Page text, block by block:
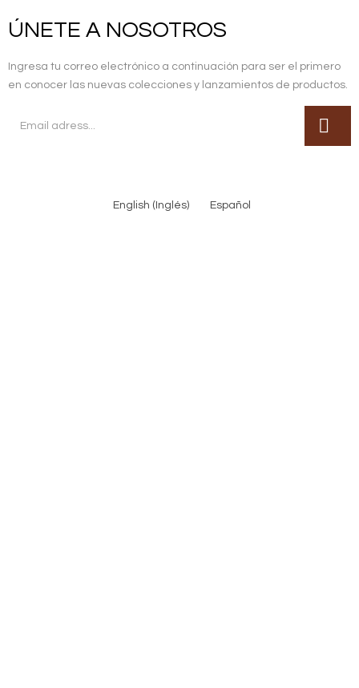
ÚNETE A NOSOTROS
Ingresa tu correo electrónico a continuación para ser el primero
en conocer las nuevas colecciones y lanzamientos de productos.
English (Inglés) Español